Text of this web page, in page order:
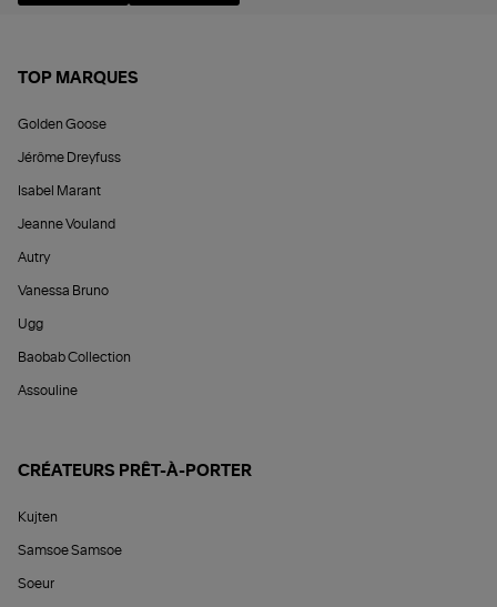
TOP MARQUES
Golden Goose
Jérôme Dreyfuss
Isabel Marant
Jeanne Vouland
Autry
Vanessa Bruno
Ugg
Baobab Collection
Assouline
CRÉATEURS PRÊT-À-PORTER
Kujten
Samsoe Samsoe
Soeur